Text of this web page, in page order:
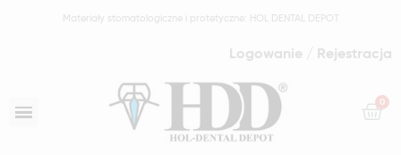
Materiały stomatologiczne i protetyczne: HOL DENTAL DEPOT
Logowanie / Rejestracja